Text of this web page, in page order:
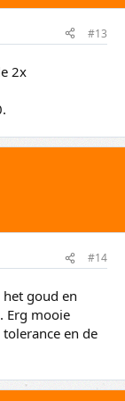
#13
2x
#14
goud en
Erg mooie
en de